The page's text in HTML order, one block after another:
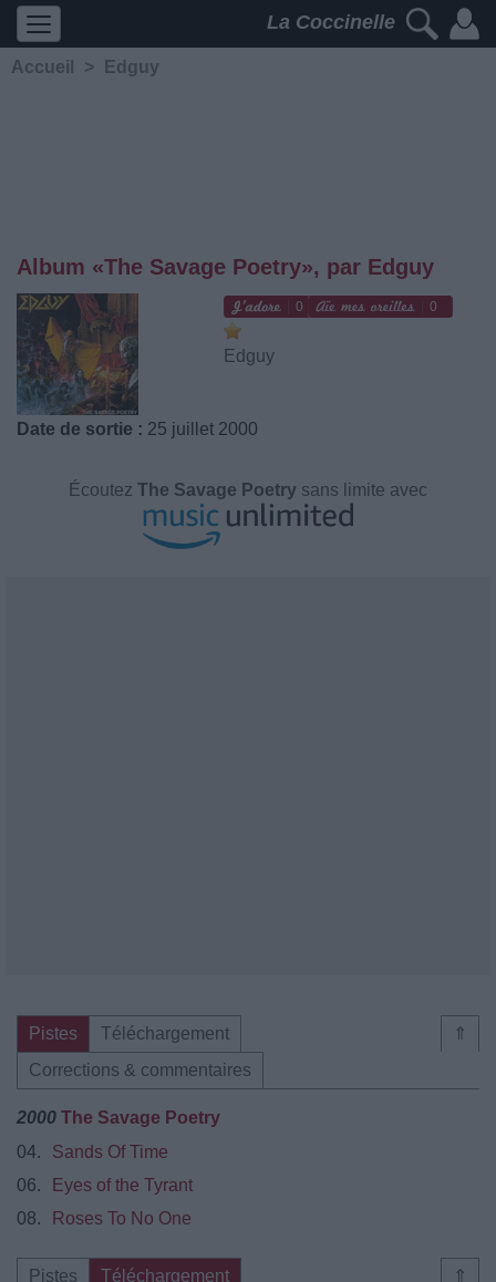
La Coccinelle
Accueil > Edguy
Album «The Savage Poetry», par Edguy
0 0
Edguy
Date de sortie : 25 juillet 2000
Écoutez The Savage Poetry sans limite avec
⇑
Pistes
Téléchargement
Corrections & commentaires
2000 The Savage Poetry
04.
Sands Of Time
06.
Eyes of the Tyrant
08.
Roses To No One
⇑
Pistes
Téléchargement